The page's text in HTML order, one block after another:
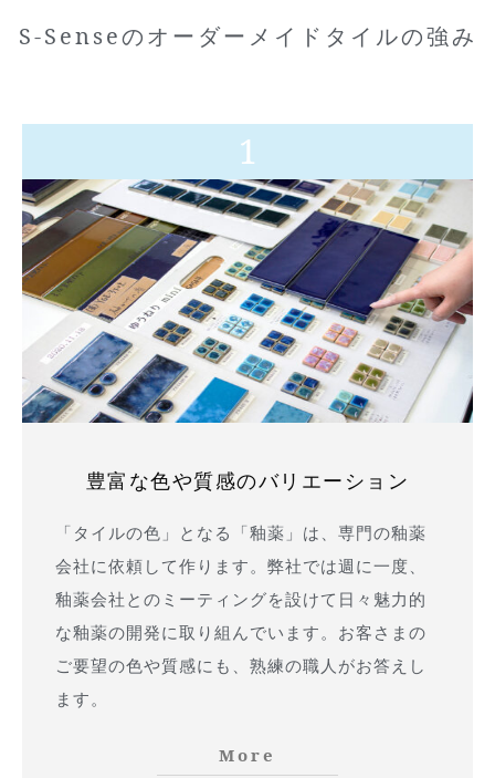
S-Senseのオーダーメイドタイルの強み
1
豊富な色や質感のバリエーション
「タイルの色」となる「釉薬」は、専門の釉薬
会社に依頼して作ります。弊社では週に一度、
釉薬会社とのミーティングを設けて日々魅力的
な釉薬の開発に取り組んでいます。お客さまの
ご要望の色や質感にも、熟練の職人がお答えし
ます。
More